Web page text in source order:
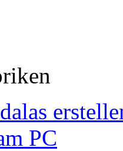
PC